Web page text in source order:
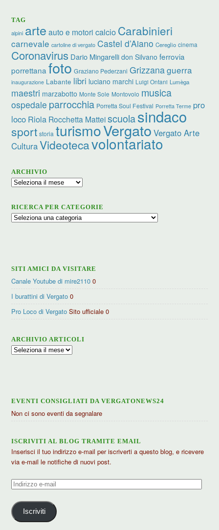
TAG
alpini arte auto e motori calcio Carabinieri
carnevale cartoline di vergato Castel d’Aiano Cereglio cinema
Coronavirus Dario Mingarelli don Silvano ferrovia
porrettana foto Graziano Pederzani Grizzanaguerra
inaugurazione Labante libri luciano marchi Luigi Ontani Lumèga
maestri marzabotto Monte Sole Montovolo musica
ospedale parrocchia Porretta Soul Festival Porretta Terme pro
loco Riola Rocchetta Matteiscuolasindaco
sport storia turismoVergato Vergato Arte
CulturaVideotecavolontariato
ARCHIVIO
Archivio
RICERCA PER CATEGORIE
Ricerca
SITI AMICI DA VISITARE
Canale Youtube di mire2110 0
I burattini di Vergato 0
Pro Loco di Vergato Sito ufficiale 0
ARCHIVIO ARTICOLI
Archivio
EVENTI CONSIGLIATI DA VERGATONEWS24
Non ci sono eventi da segnalare
ISCRIVITI AL BLOG TRAMITE EMAIL
Inserisci il tuo indirizzo e-mail per iscriverti a questo blog, e ricevere
via e-mail le notifiche di nuovi post.
Indirizzo
mail
Iscriviti